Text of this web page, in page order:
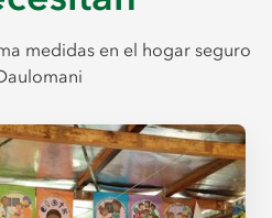
medidas en el hogar seguro